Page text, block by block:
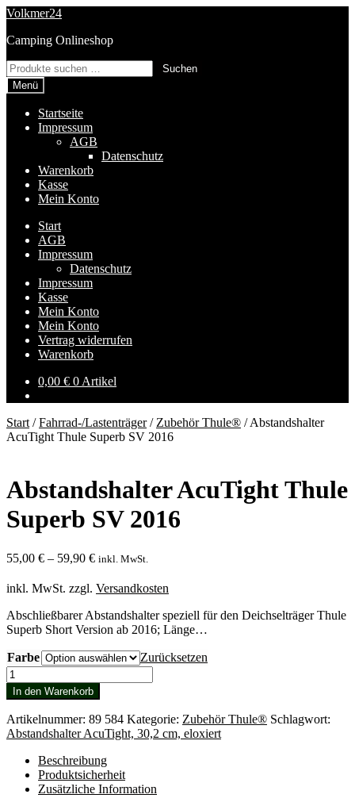
Zur
springen
Zum
springen
Volkmer24
Camping Onlineshop
Suchen
nach:
Suchen
Menü
Startseite
Impressum
AGB
Datenschutz
Warenkorb
Kasse
Mein Konto
Start
AGB
Impressum
Datenschutz
Impressum
Kasse
Mein Konto
Mein Konto
Vertrag widerrufen
Warenkorb
0,00 € 0 Artikel
Start /Fahrrad-/Lastenträger/ Zubehör Thule® /Abstandshalter
AcuTight Thule Superb SV 2016
Abstandshalter AcuTight Thule
Superb SV 2016
55,00 € – 59,90 € inkl. MwSt.
inkl. MwSt. zzgl. Versandkosten
Abschließbarer Abstandshalter speziell für den Deichselträger Thule
Superb Short Version ab 2016; Länge…
Farbe
Zurücksetzen
Abstandshalter
AcuTight
Thule
Superb
SV
2016
Menge
In den Warenkorb
Artikelnummer: 89 584 Kategorie: Zubehör Thule® Schlagwort:
Abstandshalter AcuTight, 30,2 cm, eloxiert
Beschreibung
Produktsicherheit
Zusätzliche Information